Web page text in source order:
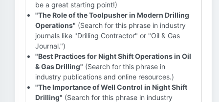
be a great starting point!)
"The Role of the Toolpusher in Modern Drilling
Operations" (Search for this phrase in industry
journals like "Drilling Contractor" or "Oil & Gas
Journal.")
"Best Practices for Night Shift Operations in Oil
& Gas Drilling" (Search for this phrase in
industry publications and online resources.)
"The Importance of Well Control in Night Shift
Drilling" (Search for this phrase in industry